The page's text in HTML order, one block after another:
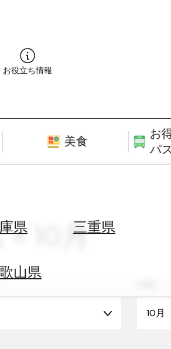
お役立ち情報
美食
お
パス
県 三重県
山県
× 10月
10月